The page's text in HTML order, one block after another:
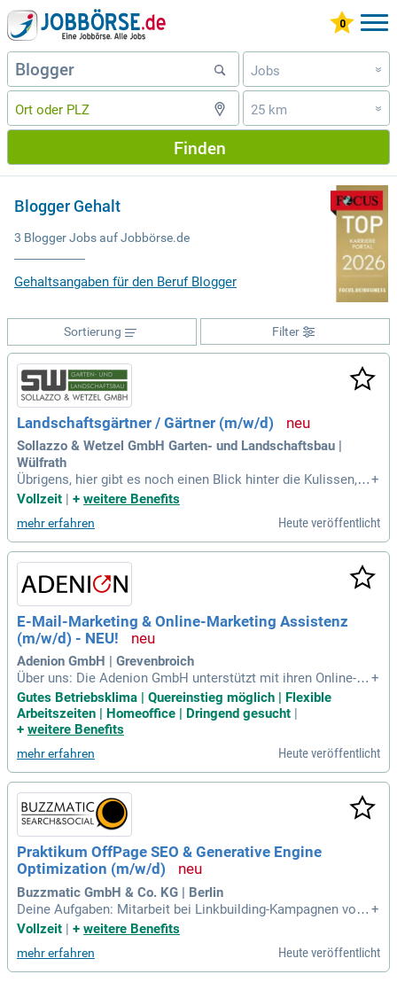
Jobs »
25 km »
Finden
Blogger Gehalt
3 Blogger Jobs auf Jobbörse.de
Gehaltsangaben für den Beruf Blogger
Filter
Sortierung
Landschaftsgärtner / Gärtner (m/w/d)
Sollazzo & Wetzel GmbH Garten- und Landschaftsbau |
Wülfrath
Übrigens, hier gibt es noch einen Blick hinter die Kulissen, v
on unserem Azubi-Blogger Thomas: https://www.allesgruen.
+
Vollzeit | + weitere Benefits
mehr erfahren Heute veröffentlicht
E-Mail-Marketing & Online-Marketing Assistenz
(m/w/d) - NEU!
Adenion GmbH | Grevenbroich
Über uns: Die Adenion GmbH unterstützt mit ihren Online-To
ols PR-Gateway und Blog2; Social Unternehmen, Agenturen,
Blogger:innen und Selbständige bei der professionellen Ko
mmunikation im Netz – von Presseportalen über Blogs bis
+
Gutes Betriebsklima | Quereinstieg möglich | Flexible
Arbeitszeiten | Homeoffice | Dringend gesucht
+ weitere Benefits
mehr erfahren Heute veröffentlicht
Praktikum OffPage SEO & Generative Engine
Optimization (m/w/d)
Buzzmatic GmbH & Co. KG | Berlin
Deine Aufgaben: Mitarbeit bei Linkbuilding-Kampagnen von
der Recherche bis zum Abschluss; Unterstützung bei AI-Cita
ogger und Online-Redaktionen; Qualitätsprüfung und Dokum
entation von Backlinks
+
Vollzeit | + weitere Benefits
mehr erfahren Heute veröffentlicht